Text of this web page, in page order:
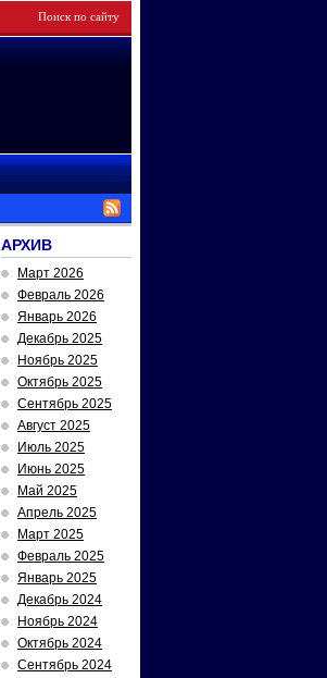
АРХИВ
Март 2026
Февраль 2026
Январь 2026
Декабрь 2025
Ноябрь 2025
Октябрь 2025
Сентябрь 2025
Август 2025
Июль 2025
Июнь 2025
Май 2025
Апрель 2025
Март 2025
Февраль 2025
Январь 2025
Декабрь 2024
Ноябрь 2024
Октябрь 2024
Сентябрь 2024